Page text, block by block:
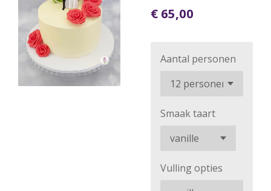
€ 65,00
Aantal personen
Smaak taart
Vulling opties